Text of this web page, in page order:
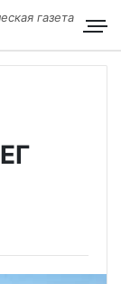
газета